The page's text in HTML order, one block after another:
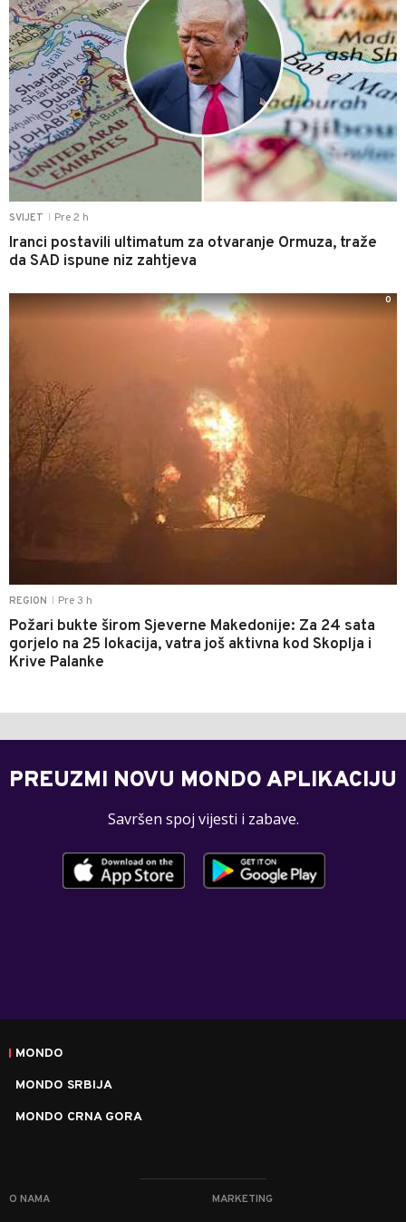
SVIJET Pre 2 h
Iranci postavili ultimatum za otvaranje Ormuza, traže
da SAD ispune niz zahtjeva
REGION Pre 3 h
Požari bukte širom Sjeverne Makedonije: Za 24 sata
gorjelo na 25 lokacija, vatra još aktivna kod Skoplja i
Krive Palanke
0
PREUZMI NOVU MONDO APLIKACIJU
Savršen spoj vijesti i zabave.
MONDO
MONDO SRBIJA
MONDO CRNA GORA
O NAMA MARKETING